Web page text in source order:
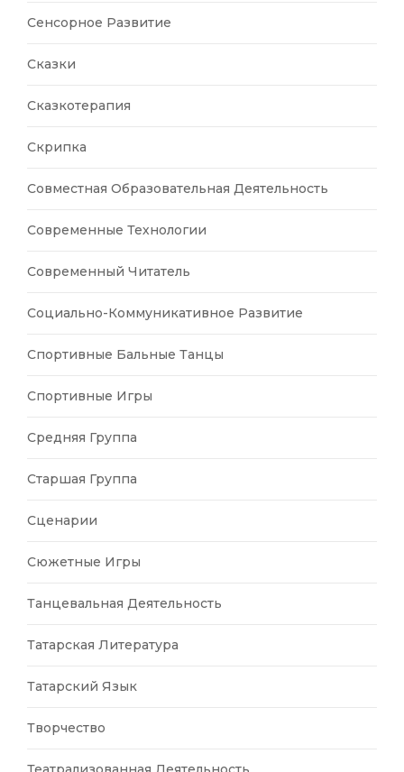
Сенсорное Развитие
Сказки
Сказкотерапия
Скрипка
Совместная Образовательная Деятельность
Современные Технологии
Современный Читатель
Социально-Коммуникативное Развитие
Спортивные Бальные Танцы
Спортивные Игры
Средняя Группа
Старшая Группа
Сценарии
Сюжетные Игры
Танцевальная Деятельность
Татарская Литература
Татарский Язык
Творчество